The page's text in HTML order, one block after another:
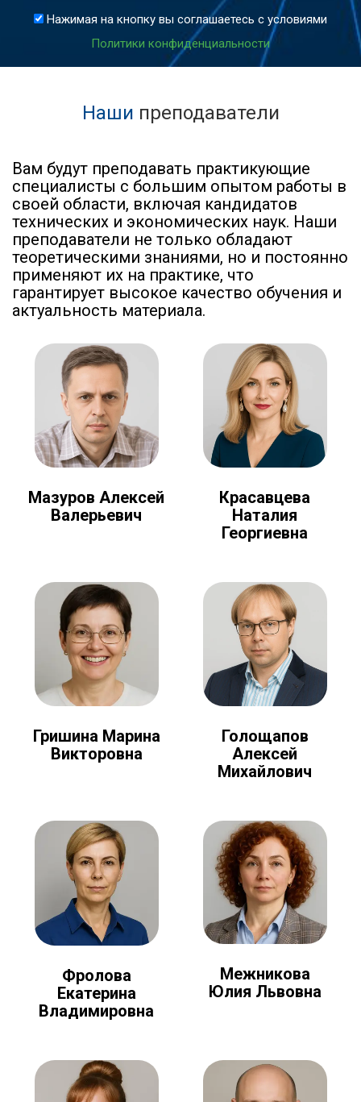
Нажимая на кнопку вы соглашаетесь с условиями
Политики конфиденциальности
Наши преподаватели
Вам будут преподавать практикующие
специалисты с большим опытом работы в
своей области, включая кандидатов
технических и экономических наук. Наши
преподаватели не только обладают
теоретическими знаниями, но и постоянно
применяют их на практике, что
гарантирует высокое качество обучения и
актуальность материала.
Мазуров Алексей
Валерьевич
Красавцева
Наталия
Георгиевна
Гришина Марина
Викторовна
Голощапов
Алексей
Михайлович
Фролова
Екатерина
Владимировна
Межникова
Юлия Львовна